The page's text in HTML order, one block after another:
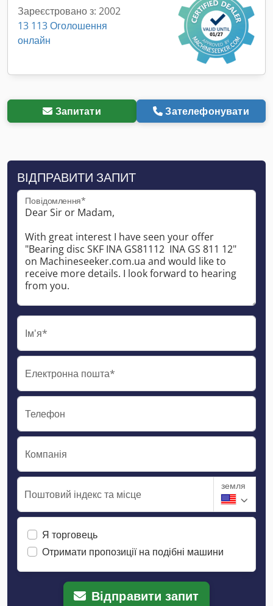
Зареєстровано з: 2002
13 113 Оголошення
онлайн
Запитати Зателефонувати
ВІДПРАВИТИ ЗАПИТ
Повідомлення*
Ім'я*
Електронна пошта*
Телефон
Компанія
Поштовий індекс та місце
земля
Я торговець
Отримати пропозиції на подібні машини
Відправити запит